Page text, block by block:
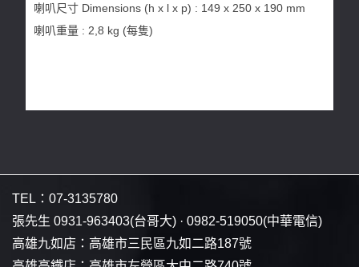
喇叭尺寸 Dimensions (h x l x p) : 149 x 250 x 190 mm
喇叭重量 : 2,8 kg (每隻)
TEL： 07-3135780
張先生 0931-963403(台哥大) · 0982-519050(中華電信)
高雄九如店： 高雄市三民區九如二路187號